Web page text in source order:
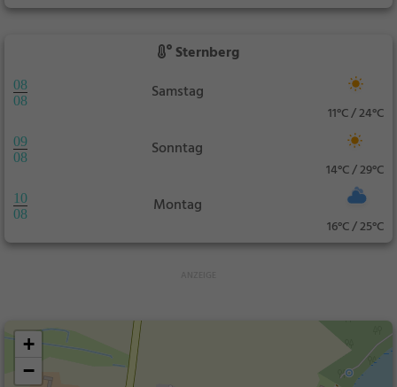
Sternberg
08
08
Samstag
11°C / 24°C
09
08
Sonntag
14°C / 29°C
10
08
Montag
16°C / 25°C
+
−